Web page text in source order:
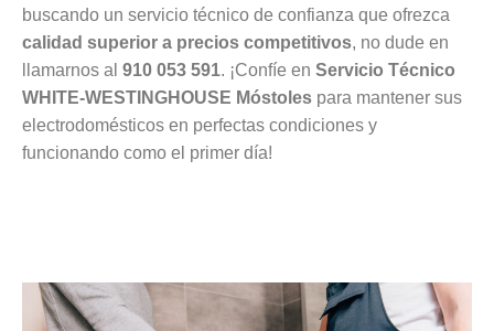
buscando un servicio técnico de confianza que ofrezca
calidad superior a precios competitivos, no dude en
llamarnos al 910 053 591. ¡Confíe en Servicio Técnico
WHITE-WESTINGHOUSE Móstoles para mantener sus
electrodomésticos en perfectas condiciones y
funcionando como el primer día!